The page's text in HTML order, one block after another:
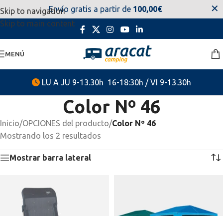
Skip to navigation
Skip to main content
estaremos disponibles. Disculpen las molestias.
MENÚ
LU A JU 9-13.30h 16-18:30h / VI 9-13.30h
Color Nº 46
Inicio/OPCIONES del producto/Color Nº 46
Mostrando los 2 resultados
Envío gratis a partir de 100,00€ ✕
Mostrar barra lateral